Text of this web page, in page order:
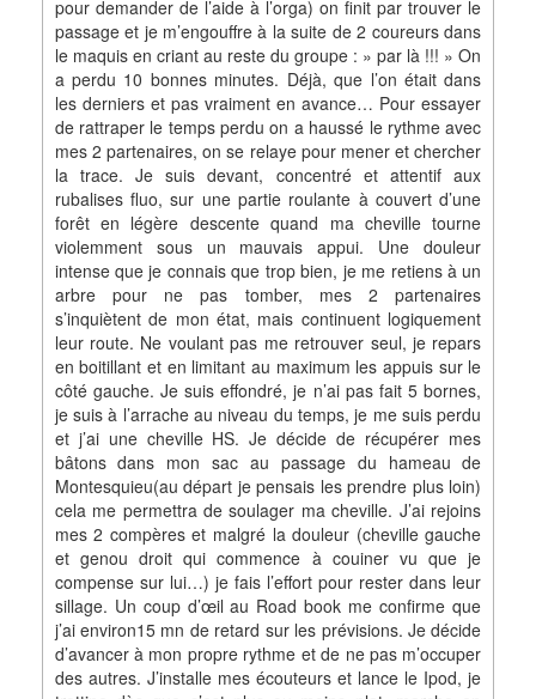
pour demander de l’aide à l’orga) on finit par trouver le
passage et je m’engouffre à la suite de 2 coureurs dans
le maquis en criant au reste du groupe : » par là !!! » On
a perdu 10 bonnes minutes. Déjà, que l’on était dans
les derniers et pas vraiment en avance… Pour essayer
de rattraper le temps perdu on a haussé le rythme avec
mes 2 partenaires, on se relaye pour mener et chercher
la trace. Je suis devant, concentré et attentif aux
rubalises fluo, sur une partie roulante à couvert d’une
forêt en légère descente quand ma cheville tourne
violemment sous un mauvais appui. Une douleur
intense que je connais que trop bien, je me retiens à un
arbre pour ne pas tomber, mes 2 partenaires
s’inquiètent de mon état, mais continuent logiquement
leur route. Ne voulant pas me retrouver seul, je repars
en boitillant et en limitant au maximum les appuis sur le
côté gauche. Je suis effondré, je n’ai pas fait 5 bornes,
je suis à l’arrache au niveau du temps, je me suis perdu
et j’ai une cheville HS. Je décide de récupérer mes
bâtons dans mon sac au passage du hameau de
Montesquieu(au départ je pensais les prendre plus loin)
cela me permettra de soulager ma cheville. J’ai rejoins
mes 2 compères et malgré la douleur (cheville gauche
et genou droit qui commence à couiner vu que je
compense sur lui…) je fais l’effort pour rester dans leur
sillage. Un coup d’œil au Road book me confirme que
j’ai environ15 mn de retard sur les prévisions. Je décide
d’avancer à mon propre rythme et de ne pas m’occuper
des autres. J’installe mes écouteurs et lance le Ipod, je